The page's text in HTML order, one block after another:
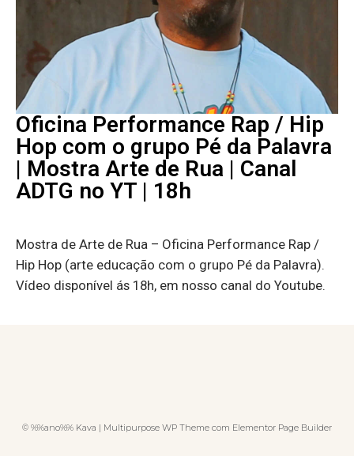
Oficina Performance Rap / Hip
Hop com o grupo Pé da Palavra
| Mostra Arte de Rua | Canal
ADTG no YT | 18h
Mostra de Arte de Rua – Oficina Performance Rap /
Hip Hop (arte educação com o grupo Pé da Palavra).
Vídeo disponível ás 18h, em nosso canal do Youtube.
© %%ano%% Kava | Multipurpose WP Theme com Elementor Page Builder